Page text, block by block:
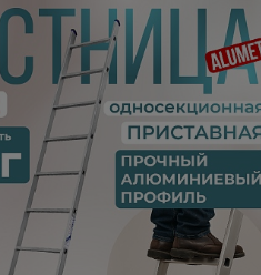
строительства
работы с арматурой
бетонных работ